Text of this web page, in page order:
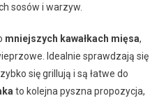
sosów i warzyw.
mniejszych kawałkach mięsa,
Idealnie sprawdzają się
się grillują i są łatwe do
to kolejna pyszna propozycja,